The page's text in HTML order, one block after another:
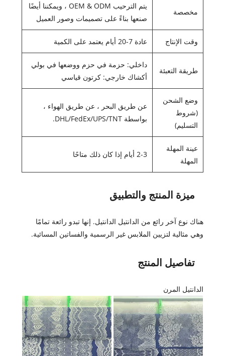
مخصصة
يتم الترحيب OEM & ODM ، ويمكننا أيضًا
صنعها بناءً على تصميمات وصور العميل
وقت الإنتاج عادة 7-20 أيام يعتمد على الكمية
طريقة التعبئة
داخلي: حزمة في حزم ووضعها في بولي
أكشاك خارجي: كرتون قياسي
وضع الشحن
(شروط
التسليم)
عن طريق البحر ، عن طريق الهواء ،
بواسطة DHL/FedEx/UPS/TNT.
عينة المهلة
المهلة
2-3 أيام إذا كان ذلك متاحًا
ميزة المنتج والتطبيق
هناك نوع آخر رائع من الدانتيل الدانتيل. إنها تبدو رائعة تمامًا
وهي مثالية لتزيين الملابس غير الرسمية والفساتين المسائية.
تفاصيل المنتج
الدانتيل المرن